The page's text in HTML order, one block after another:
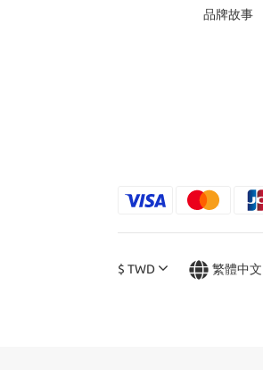
品牌故事
$ TWD 繁體中文